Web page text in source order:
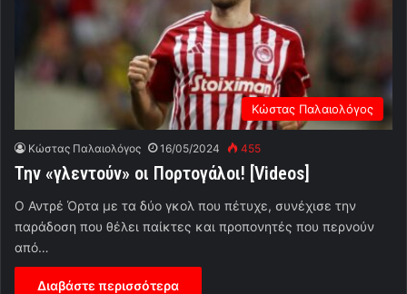
Κώστας Παλαιολόγος
Κώστας Παλαιολόγος 16/05/2024 455
Την «γλεντούν» οι Πορτογάλοι! [Videos]
Ο Αντρέ Όρτα με τα δύο γκολ που πέτυχε, συνέχισε την
παράδοση που θέλει παίκτες και προπονητές που περνούν
από…
Διαβάστε περισσότερα